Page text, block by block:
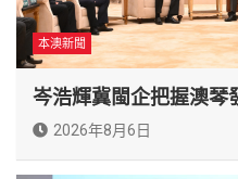
本澳新聞
岑浩輝冀閩企把握澳琴
2026年8月6日